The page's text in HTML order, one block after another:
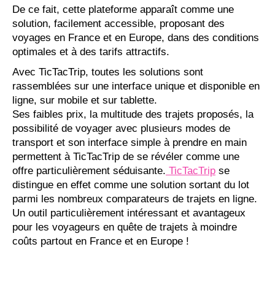
De ce fait, cette plateforme apparaît comme une
solution, facilement accessible, proposant des
voyages en France et en Europe, dans des conditions
optimales et à des tarifs attractifs.
Avec TicTacTrip, toutes les solutions sont
rassemblées sur une interface unique et disponible en
ligne, sur mobile et sur tablette.
Ses faibles prix, la multitude des trajets proposés, la
possibilité de voyager avec plusieurs modes de
transport et son interface simple à prendre en main
permettent à TicTacTrip de se révéler comme une
offre particulièrement séduisante. TicTacTrip se
distingue en effet comme une solution sortant du lot
parmi les nombreux comparateurs de trajets en ligne.
Un outil particulièrement intéressant et avantageux
pour les voyageurs en quête de trajets à moindre
coûts partout en France et en Europe !